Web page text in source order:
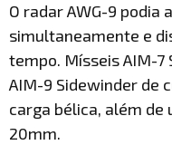
O radar AWG-9
simultaneamente e
tempo. Mísseis AIM-7
AIM-9 Sidewinder de
carga bélica, além de
20mm.